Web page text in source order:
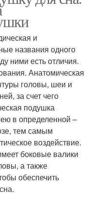
и
названия одного
ними есть отличия.
Анатомическая
головы, шеи и
за счет чего
подушка
в определенной –
тем самым
воздействие.
боковые валики
а также
обеспечить